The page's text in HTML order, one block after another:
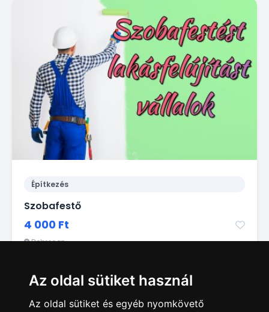
Az oldal sütiket használ
Az oldal sütiket és egyéb nyomkövető
Építkezés
Szobafestő
4 000 Ft
Debrecen